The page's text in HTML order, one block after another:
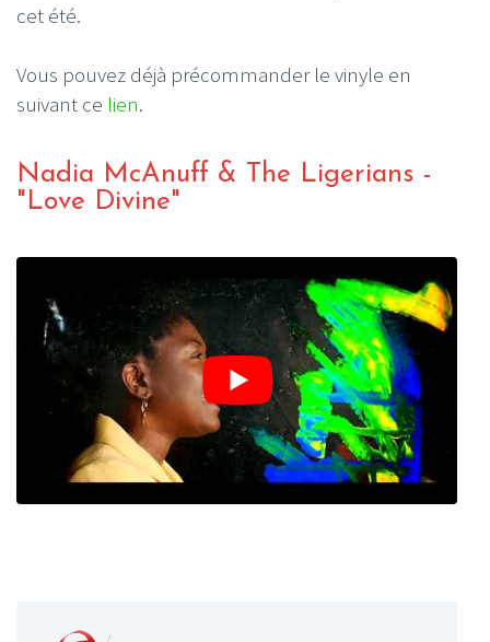
cet été.
Vous pouvez déjà précommander le vinyle en
suivant ce lien.
Nadia McAnuff & The Ligerians -
"Love Divine"